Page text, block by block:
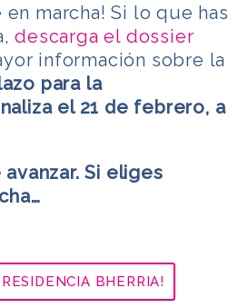
en marcha! Si lo que has
descarga el dossier
información sobre la
para la
el 21 de febrero, a
Si eliges
BHERRIA!